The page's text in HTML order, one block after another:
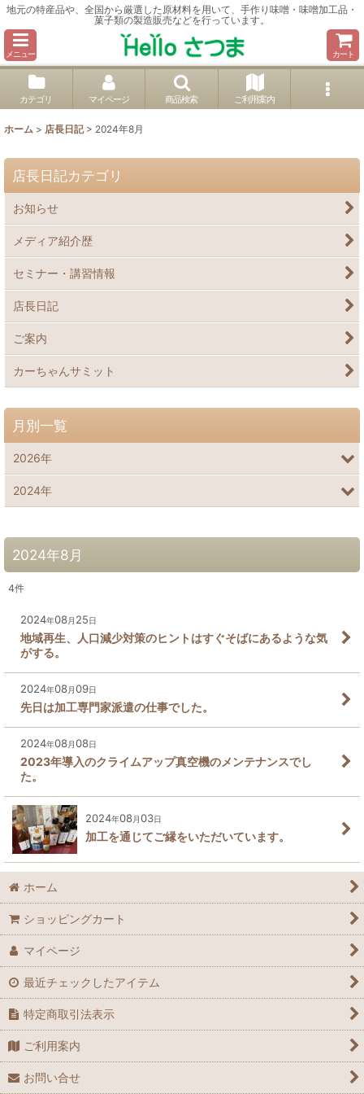
地元の特産品や、全国から厳選した原材料を用いて、手作り味噌・味噌加工品・
菓子類の製造販売などを行っています。
メニュー カート
カテゴリ マイページ 商品検索 ご利用案内
ホーム > 店長日記 > 2024年8月
2024年8月
4件
2024年08月 25日
地域再生、人口減少対策のヒントはすぐそばにあるような気
がする。
2024年08月09日
先日は加工専門家派遣の仕事でした。
2024年08月08日
2023年導入のクライムアップ真空機のメンテナンスでし
た。
2024年08月03日
加工を通じてご縁をいただいています。
店長日記カテゴリ
お知らせ
メディア紹介歴
セミナー・講習情報
店長日記
ご案内
カーちゃんサミット
月別一覧
2026年
2024年
ホーム
ショッピングカート
マイページ
最近チェックしたアイテム
特定商取引法表示
ご利用案内
お問い合せ